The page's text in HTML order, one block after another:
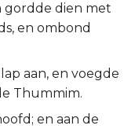
gordde dien met
en ombond
aan, en voegde
Thummim.
en aan de